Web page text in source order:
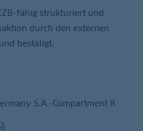
fähig strukturiert und
durch den externen
bestätigt.
S.A.-Compartment 8